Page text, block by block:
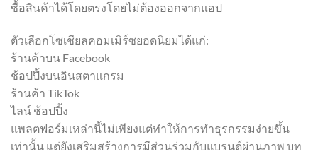
ซื้อสินค้าได้โดยตรงโดยไม่ต้องออกจากแอป
ตัวเลือกโซเชียลคอมเมิร์ซยอดนิยมได้แก่:
ร้านค้าบน Facebook
ช้อปปิ้งบนอินสตาแกรม
ร้านค้า TikTok
ไลน์ ช้อปปิ้ง
แพลตฟอร์มเหล่านี้ไม่เพียงแต่ทำให้การทำธุรกรรมง่ายขึ้น
เท่านั้น แต่ยังเสริมสร้างการมีส่วนร่วมกับแบรนด์ผ่านภาพ บท